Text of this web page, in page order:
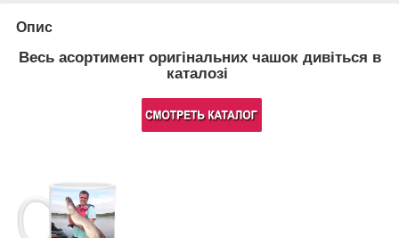
Опис
Весь асортимент оригінальних чашок дивіться в
каталозі